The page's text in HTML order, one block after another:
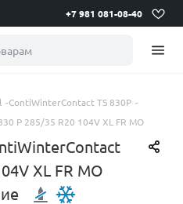
+7 981 081-08-40
-ContiWinterContact TS 830P -
P 285/35 R20 104V XL FR MO
XL FR MO